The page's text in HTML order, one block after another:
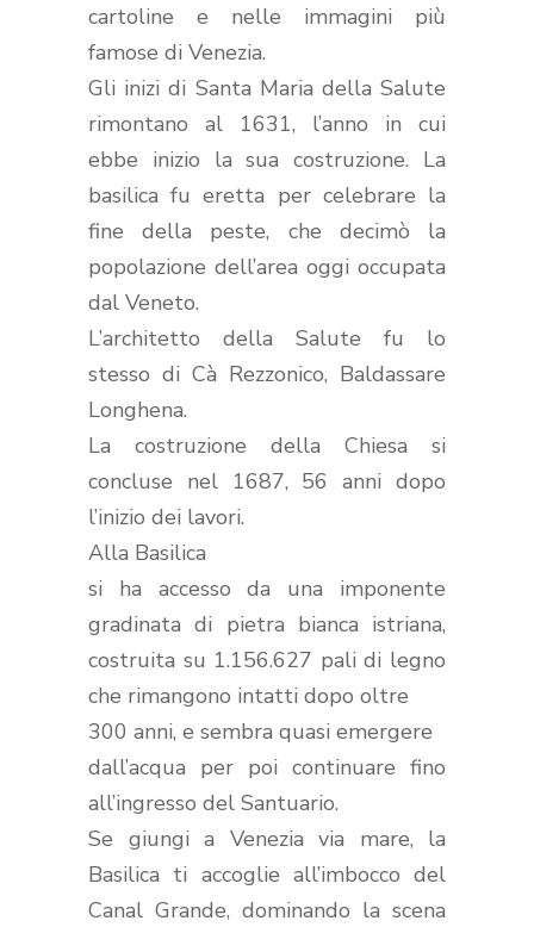
cartoline e nelle immagini più
famose di Venezia.
Gli inizi di Santa Maria della Salute
rimontano al 1631, l’anno in cui
ebbe inizio la sua costruzione. La
basilica fu eretta per celebrare la
fine della peste, che decimò la
popolazione dell’area oggi occupata
dal Veneto.
L’architetto della Salute fu lo
stesso di Cà Rezzonico, Baldassare
Longhena.
La costruzione della Chiesa si
concluse nel 1687, 56 anni dopo
l’inizio dei lavori.
Alla Basilica
si ha accesso da una imponente
gradinatadi pietra bianca istriana,
costruita su 1.156.627 pali di legno
che rimangono intatti dopo oltre
300 anni, e sembra quasi emergere
dall’acqua per poi continuare fino
all’ingresso del Santuario.
Se giungi a Venezia via mare, la
Basilica ti accoglie all’imbocco del
Canal Grande, dominando la scena